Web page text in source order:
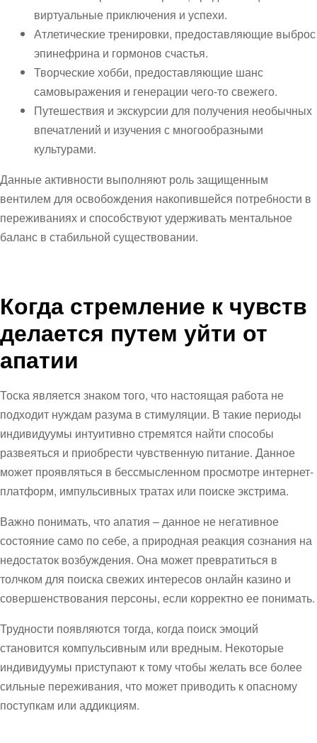
виртуальные приключения и успехи.
Атлетические тренировки, предоставляющие выброс
эпинефрина и гормонов счастья.
Творческие хобби, предоставляющие шанс
самовыражения и генерации чего-то свежего.
Путешествия и экскурсии для получения необычных
впечатлений и изучения с многообразными
культурами.
Данные активности выполняют роль защищенным
вентилем для освобождения накопившейся потребности в
переживаниях и способствуют удерживать ментальное
баланс в стабильной существовании.
Когда стремление к чувств
делается путем уйти от
апатии
Тоска является знаком того, что настоящая работа не
подходит нуждам разума в стимуляции. В такие периоды
индивидуумы интуитивно стремятся найти способы
развеяться и приобрести чувственную питание. Данное
может проявляться в бессмысленном просмотре интернет-
платформ, импульсивных тратах или поиске экстрима.
Важно понимать, что апатия – данное не негативное
состояние само по себе, а природная реакция сознания на
недостаток возбуждения. Она может превратиться в
толчком для поиска свежих интересов онлайн казино и
совершенствования персоны, если корректно ее понимать.
Трудности появляются тогда, когда поиск эмоций
становится компульсивным или вредным. Некоторые
индивидуумы приступают к тому чтобы желать все более
сильные переживания, что может приводить к опасному
поступкам или аддикциям.